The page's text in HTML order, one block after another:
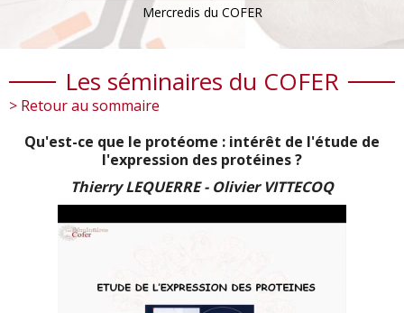
Mercredis du COFER
Les séminaires du COFER
> Retour au sommaire
Qu'est-ce que le protéome : intérêt de l'étude de
l'expression des protéines ?
Thierry LEQUERRE - Olivier VITTECOQ